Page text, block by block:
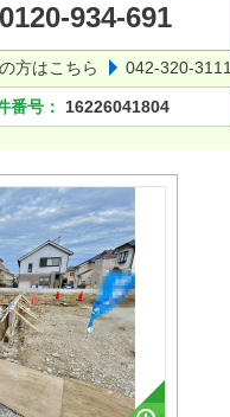
0120-934-691
方はこちら 042-320-3111
番号： 16226041804